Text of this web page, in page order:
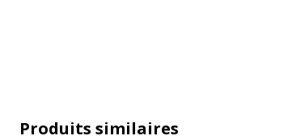
Type de consommable
Produits similaires